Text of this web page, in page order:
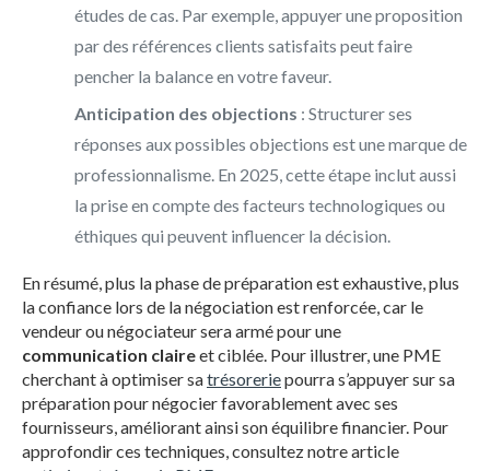
études de cas. Par exemple, appuyer une proposition
par des références clients satisfaits peut faire
pencher la balance en votre faveur.
Anticipation des objections : Structurer ses
réponses aux possibles objections est une marque de
professionnalisme. En 2025, cette étape inclut aussi
la prise en compte des facteurs technologiques ou
éthiques qui peuvent influencer la décision.
En résumé, plus la phase de préparation est exhaustive, plus
la confiance lors de la négociation est renforcée, car le
vendeur ou négociateur sera armé pour une
communication claireet ciblée. Pour illustrer, une PME
cherchant à optimiser satrésoreriepourra s’appuyer sur sa
préparation pour négocier favorablement avec ses
fournisseurs, améliorant ainsi son équilibre financier. Pour
approfondir ces techniques, consultez notre article